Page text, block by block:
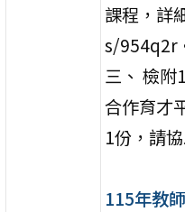
課程，詳
s/954q2r
三、 檢附
合作育才
1份，請
115年教